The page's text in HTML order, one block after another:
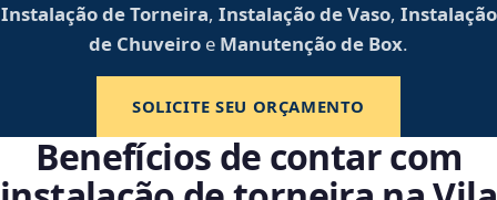
Instalação de Torneira, Instalação de Vaso, Instalação
de Chuveiro e Manutenção de Box.
SOLICITE SEU ORÇAMENTO
Benefícios de contar com